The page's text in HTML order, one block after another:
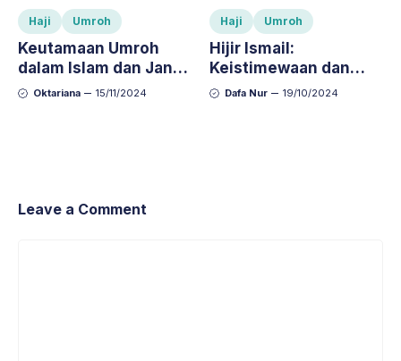
Haji Umroh
Keutamaan Umroh
dalam Islam dan Janji
Allah bagi Hamba
Oktariana 15/11/2024
Haji Umroh
Hijir Ismail:
Keistimewaan dan
Keutamaannya dalam
Dafa Nur 19/10/2024
Leave a Comment